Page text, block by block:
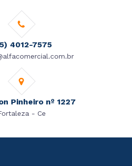
4012-7575
Pinheiro nº 1227
- Ce